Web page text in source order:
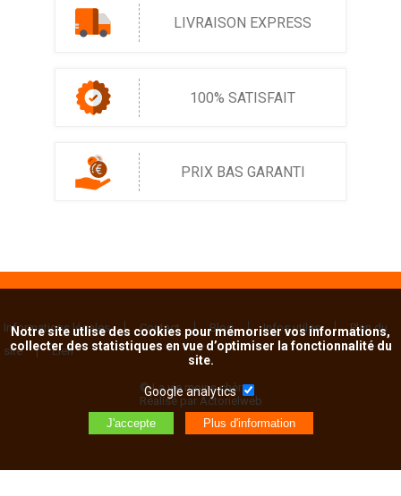
LIVRAISON EXPRESS
100% SATISFAIT
PRIX BAS GARANTI
Informations légales Contact Blog Infos utiles
Plan du
site
Lien
© La vie moins chère
Réalisé par Actorielweb
Notre site utlise des cookies pour mémoriser vos informations,
collecter des statistiques en vue d’optimiser la fonctionnalité du
site.
Google analytics